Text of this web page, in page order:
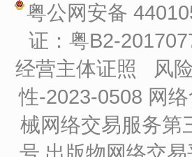
粤公网安备
证：粤B2-
经营主体证照
风
性-2023-0508 网
械网络交易服务第